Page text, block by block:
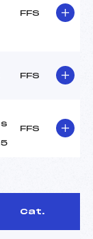
FFS
FFS
FFS
Cat.